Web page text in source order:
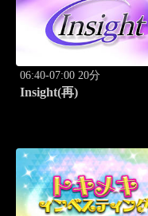
06:40-07:00 20分
Insight(再)